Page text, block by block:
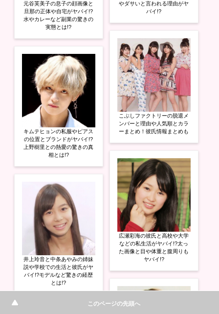
元谷芙美子の息子の顔画像と
旦那の正体や自宅がヤバイ!?
水やカレーなど副業の驚きの
実態とは!?
キムテヒョンの私服やピアス
の位置とブランドがヤバイ!?
上野樹里との熱愛の驚きの真
相とは!?
井上玲音と中条あやみの姉妹
説や学校での生活と彼氏がヤ
バイ!?モデルなど驚きの経歴
とは!?
やダサいと言われる理由がヤ
バイ!?
こぶしファクトリーの脱退メ
ンバーと理由や人気順とカラ
ーまとめ！彼氏情報まとめも
広瀬彩海の彼氏と高校や大学
などの私生活がヤバイ!?太っ
た画像と目や体重と腹周りも
ヤバイ!?
このページの先頭へ